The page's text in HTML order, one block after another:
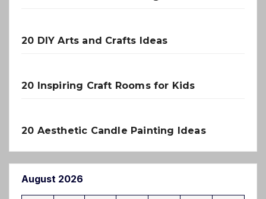
20 DIY Arts and Crafts Ideas
20 Inspiring Craft Rooms for Kids
20 Aesthetic Candle Painting Ideas
August 2026